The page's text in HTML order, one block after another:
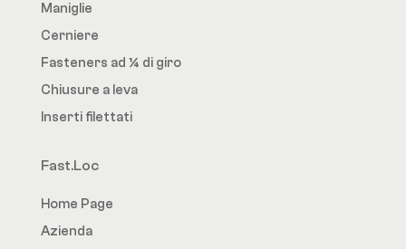
Maniglie
Cerniere
Fasteners ad ¼ di giro
Chiusure a leva
Inserti filettati
Fast.Loc
Home Page
Azienda